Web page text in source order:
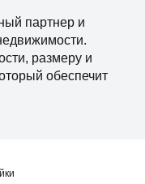
партнер и
размеру и
обеспечит